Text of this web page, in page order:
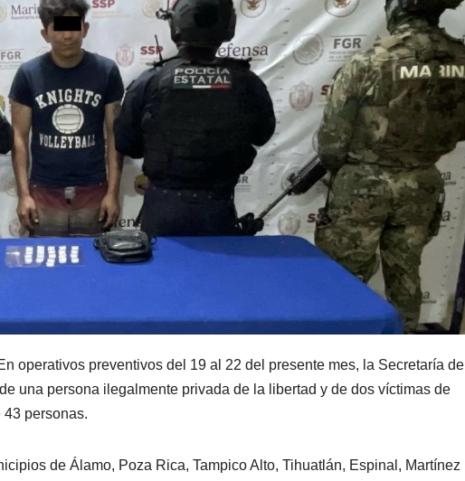
operativos preventivos del 19 al 22 del presente mes, la Secretaría de
una persona ilegalmente privada de la libertad y de dos víctimas de
personas.
de Álamo, Poza Rica, Tampico Alto, Tihuatlán, Espinal, Martínez